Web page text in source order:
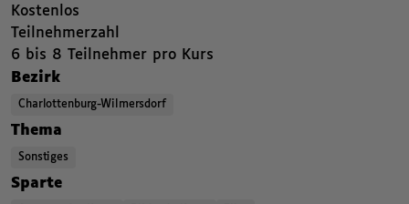
Kostenlos
Teilnehmerzahl
6 bis 8 Teilnehmer pro Kurs
,Bezirk,
Charlottenburg-Wilmersdorf
,,Thema
Sonstiges
,,Sparte,